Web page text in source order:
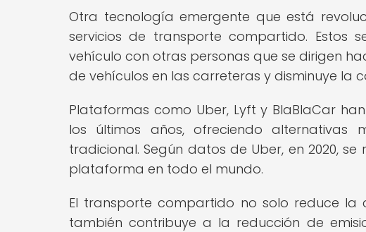
Otra tecnología emergente que está
servicios de transporte compartido. Estos
vehículo con otras personas que se dirigen
de vehículos en las carreteras y disminuye la
Plataformas como Uber, Lyft y BlaBlaCar
los últimos años, ofreciendo alternativas
tradicional. Según datos de Uber, en 2020,
plataforma en todo el mundo.
El transporte compartido no solo reduce la
también contribuye a la reducción de